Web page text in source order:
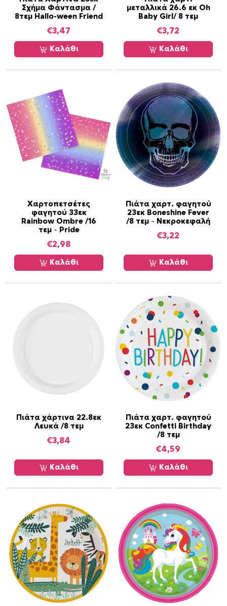
Σχήμα Φάντασμα /
8τεμ Hallo-ween Friend
€3,47
Καλάθι
μεταλλικά 26.6 εκ Oh
Baby Girl/ 8 τεμ
€3,72
Καλάθι
Χαρτοπετσέτες
φαγητού 33εκ
Rainbow Ombre /16
τεμ – Pride
€2,98
Καλάθι
Πιάτα χαρτ. φαγητού
23εκ Boneshine Fever
/8 τεμ – Νεκροκεφαλή
€3,22
Καλάθι
Πιάτα χάρτινα 22.8εκ
Λευκά /8 τεμ
€3,84
Καλάθι
Πιάτα χαρτ. φαγητού
23εκ Confetti Birthday
/8 τεμ
€4,59
Καλάθι